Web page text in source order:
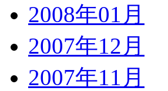
2008年01月
2007年12月
2007年11月